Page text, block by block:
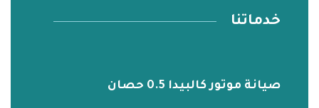
خدماتنا
صيانة موتور كالبيدا 0.5 حصان